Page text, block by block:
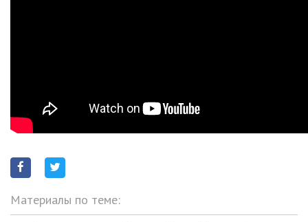
Материалы по теме: